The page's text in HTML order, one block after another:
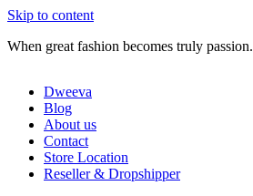
Skip to content
When great fashion becomes truly passion.
Dweeva
Blog
About us
Contact
Store Location
Reseller & Dropshipper